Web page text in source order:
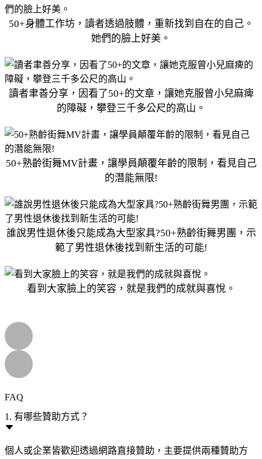
50+身體工作坊，讀者透過肢體，重新找到自在的自己。
她們的臉上好美。
讀者聿善分享，因看了50+的文章，讓她克服曾小兒麻痺
的障礙，攀登三千多公尺的高山。
50+熟齡街舞MV計畫，讓學員顛覆年齡的限制，看見自己
的潛能無限!
誰說男性退休後只能成為大型家具?50+熟齡街舞男團，示
範了男性退休後找到新生活的可能!
看到大家臉上的笑容，就是我們的成就與喜悅。
FAQ
1. 有哪些贊助方式？
個人或企業皆歡迎透過網路直接贊助，主要提供兩種贊助方